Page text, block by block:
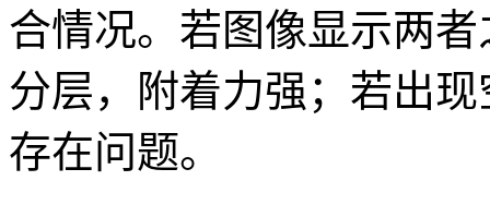
合情况。若图像显示两
分层，附着力强；若出
存在问题。